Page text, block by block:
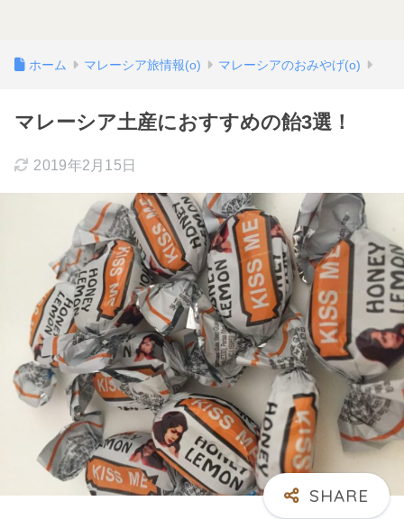
ホーム マレーシア旅情報(o) マレーシアのおみやげ(o)
マレーシア土産におすすめの飴3選！
2019年2月15日